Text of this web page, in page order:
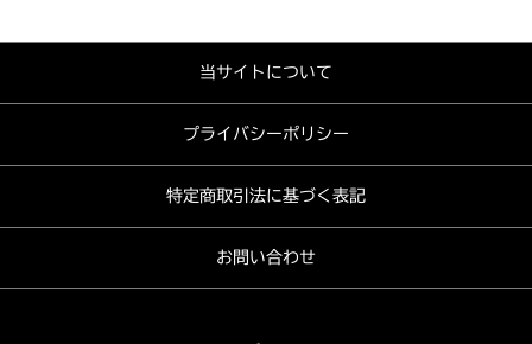
当サイトについて
プライバシーポリシー
特定商取引法に基づく表記
お問い合わせ